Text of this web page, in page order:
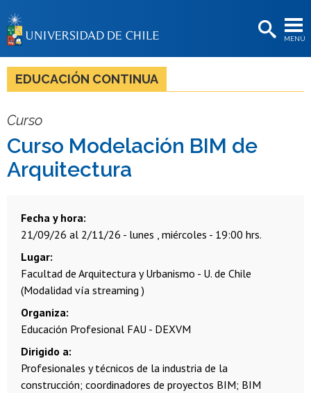
MENÚ
BIBLIOTECAS
LA UNIVERSIDAD
Académicas/os
EDUCACIÓN CONTINUA
Curso
Curso Modelación BIM de
Arquitectura
Fecha y hora
21/09/26 al 2/11/26 - lunes , miércoles - 19:00 hrs.
Lugar
Facultad de Arquitectura y Urbanismo - U. de Chile
(Modalidad vía streaming )
Organiza
Educación Profesional FAU - DEXVM
Dirigido a
Profesionales y técnicos de la industria de la
construcción; coordinadores de proyectos BIM; BIM